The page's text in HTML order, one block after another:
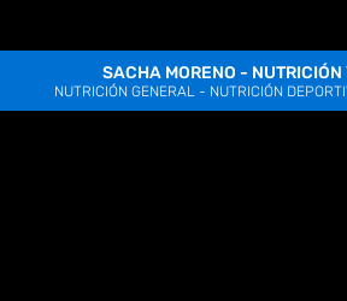
SACHA MORENO - NUTRICIÓN
NUTRICIÓN GENERAL - NUTRICIÓN